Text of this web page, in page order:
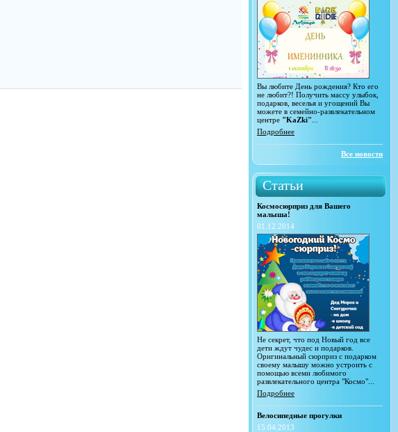
Вы любите День рождения? Кто его
не любит?! Получить массу улыбок,
подарков, веселья и угощений Вы
можете в семейно-развлекательном
центре "KaZki"
Подробнее
Все новости
Статьи
Космосюрприз для Вашего
малыша!
01.12.2014
Не секрет, что под Новый год все
дети ждут чудес и подарков.
Оригинальный сюрприз с подарком
своему малышу можно устроить с
помощью всеми любимого
развлекательного центра "Космо"...
Подробнее
Велосипедные прогулки
15.04.2013